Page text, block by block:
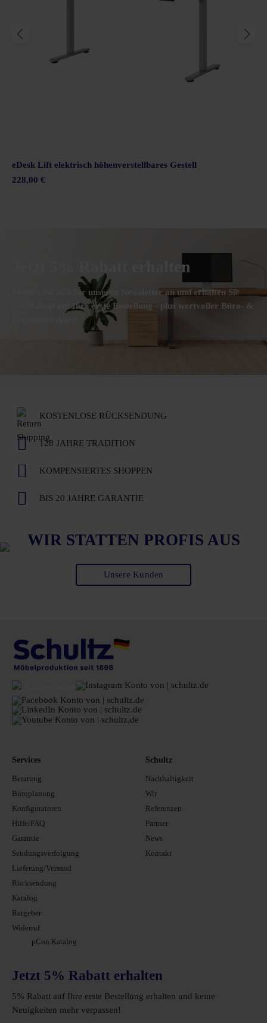
eDesk Lift elektrisch höhenverstellbares Gestell
228,00 €
Jetzt 5% Rabatt erhalten
Melden Sie sich für unseren Newsletter an und erhalten Sie
5% Rabatt auf Ihre erste Bestellung - plus wertvoller Büro- &
KOSTENLOSE RÜCKSENDUNG
128 JAHRE TRADITION
KOMPENSIERTES SHOPPEN
BIS 20 JAHRE GARANTIE
WIR STATTEN PROFIS AUS
Unsere Kunden
Services
Beratung
Büroplanung
Konfiguratoren
Hilfe/FAQ
Garantie
Sendungsverfolgung
Lieferung/Versand
Rücksendung
Katalog
Ratgeber
Widerruf
pCon Katalog
Schultz
Nachhaltigkeit
Wir
Referenzen
Partner
News
Kontakt
Jetzt 5% Rabatt erhalten
5% Rabatt auf Ihre erste Bestellung erhalten und keine
Neuigkeiten mehr verpassen!